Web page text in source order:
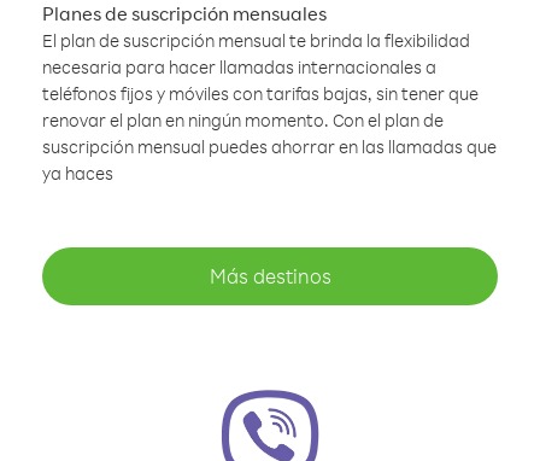
Planes de suscripción mensuales
El plan de suscripción mensual te brinda la flexibilidad
necesaria para hacer llamadas internacionales a
teléfonos fijos y móviles con tarifas bajas, sin tener que
renovar el plan en ningún momento. Con el plan de
suscripción mensual puedes ahorrar en las llamadas que
ya haces
Más destinos